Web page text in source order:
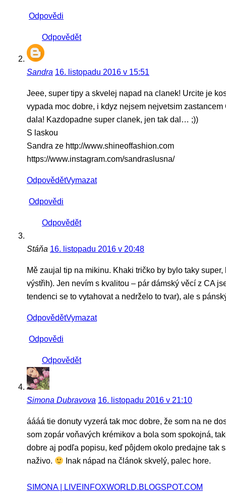
Odpovědi
Odpovědět
Sandra 16. listopadu 2016 v 15:51
Jeee, super tipy a skvelej napad na clanek! Urcite je
vypada moc dobre, i kdyz nejsem nejvetsim
dala! Kazdopadne super clanek, jen tak dal… ;))
S laskou
Sandra ze http://www.shineoffashion.com
https://www.instagram.com/sandraslusna/
OdpovědětVymazat
Odpovědi
Odpovědět
Stáňa 16. listopadu 2016 v 20:48
Mě zaujal tip na mikinu. Khaki tričko by bylo taky
výstřih). Jen nevím s kvalitou – pár dámský věcí z CA
tendenci se to vytahovat a nedrželo to tvar), ale s
OdpovědětVymazat
Odpovědi
Odpovědět
Simona Dubravova 16. listopadu 2016 v 21:10
áááá tie donuty vyzerá tak moc dobre, že som na ne
som zopár voňavých krémikov a bola som spokojná,
dobre aj podľa popisu, keď pôjdem okolo predajne tak
naživo.
Inak nápad na článok skvelý, palec hore.
SIMONA | LIVEINFOXWORLD.BLOGSPOT.COM